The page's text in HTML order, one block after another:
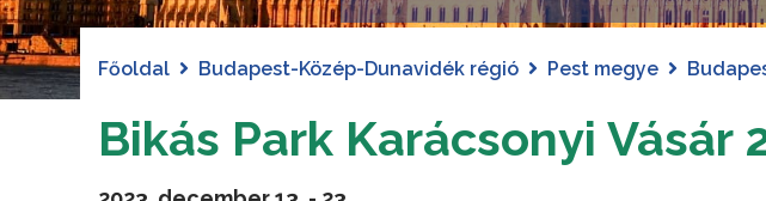
Főoldal Budapest-Közép-Dunavidék régió Pest megye
Bikás Park Karácsonyi Vásár